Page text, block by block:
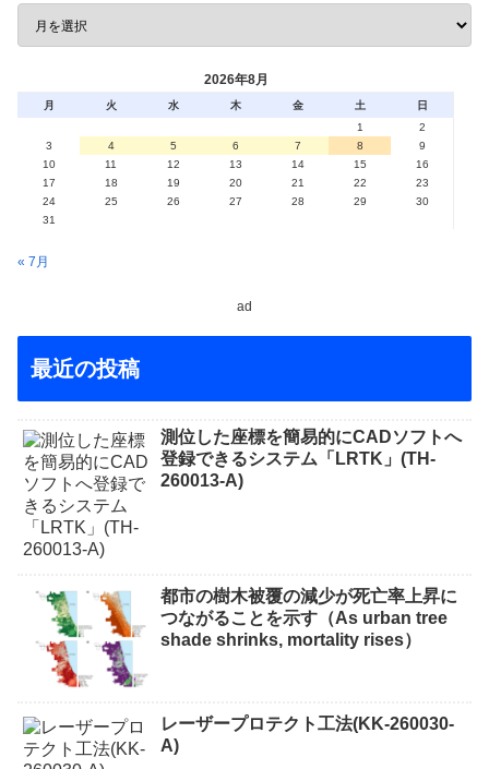
2026年8月
月 火 水 木 金 土
日
1
2
3
4 5 6 7 8
9
10
11 12 13 14 15
16
17
18 19 20 21 22
23
24
25 26 27 28 29
30
31
« 7月
ad
最近の投稿
測位した座標を簡易的にCADソフトへ
登録できるシステム「LRTK」(TH-
260013-A)
都市の樹木被覆の減少が死亡率上昇に
つながることを示す（As urban tree
shade shrinks, mortality rises）
レーザープロテクト⼯法(KK-260030-
A)